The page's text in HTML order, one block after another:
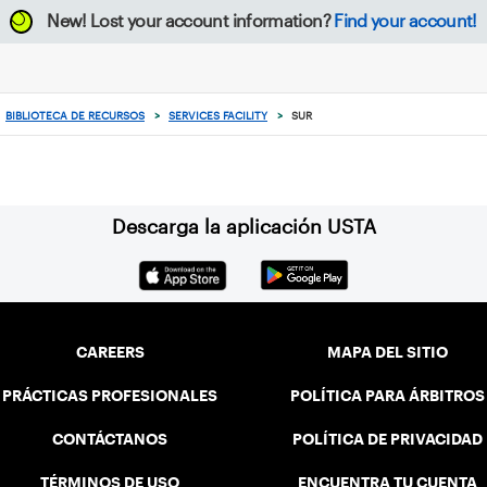
New! Lost your account information? Find your account!
BIBLIOTECA DE RECURSOS > SERVICES FACILITY > SUR
Descarga la aplicación USTA
CAREERS
PRÁCTICAS PROFESIONALES
CONTÁCTANOS
TÉRMINOS DE USO
MAPA DEL SITIO
POLÍTICA PARA ÁRBITROS
POLÍTICA DE PRIVACIDAD
ENCUENTRA TU CUENTA